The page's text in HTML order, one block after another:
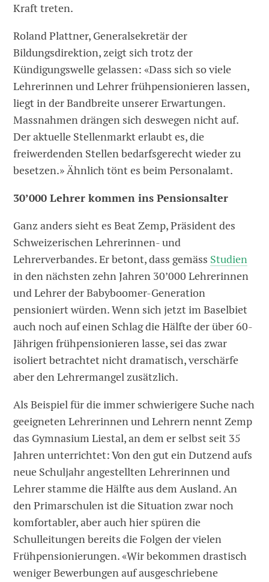
Kraft treten.
Roland Plattner, Generalsekretär der
Bildungsdirektion, zeigt sich trotz der
Kündigungswelle gelassen: «Dass sich so viele
Lehrerinnen und Lehrer frühpensionieren lassen,
liegt in der Bandbreite unserer Erwartungen.
Massnahmen drängen sich deswegen nicht auf.
Der aktuelle Stellenmarkt erlaubt es, die
freiwerdenden Stellen bedarfsgerecht wieder zu
besetzen.» Ähnlich tönt es beim Personalamt.
30’000 Lehrer kommen ins Pensionsalter
Ganz anders sieht es Beat Zemp, Präsident des
Schweizerischen Lehrerinnen- und
Lehrerverbandes. Er betont, dass gemäss Studien
in den nächsten zehn Jahren 30’000 Lehrerinnen
und Lehrer der Babyboomer-Generation
pensioniert würden. Wenn sich jetzt im Baselbiet
auch noch auf einen Schlag die Hälfte der über 60-
Jährigen frühpensionieren lasse, sei das zwar
isoliert betrachtet nicht dramatisch, verschärfe
aber den Lehrermangel zusätzlich.
Als Beispiel für die immer schwierigere Suche nach
geeigneten Lehrerinnen und Lehrern nennt Zemp
das Gymnasium Liestal, an dem er selbst seit 35
Jahren unterrichtet: Von den gut ein Dutzend aufs
neue Schuljahr angestellten Lehrerinnen und
Lehrer stamme die Hälfte aus dem Ausland. An
den Primarschulen ist die Situation zwar noch
komfortabler, aber auch hier spüren die
Schulleitungen bereits die Folgen der vielen
Frühpensionierungen. «Wir bekommen drastisch
weniger Bewerbungen auf ausgeschriebene